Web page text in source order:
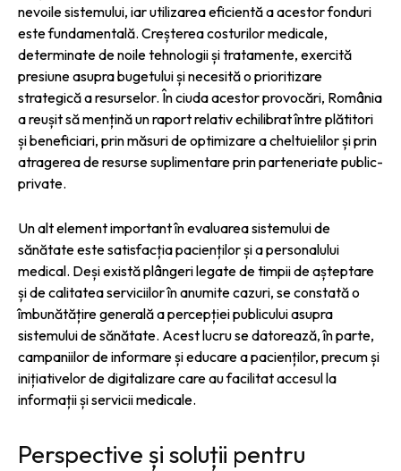
nevoile sistemului, iar utilizarea eficientă a acestor fonduri
este fundamentală. Creșterea costurilor medicale,
determinate de noile tehnologii și tratamente, exercită
presiune asupra bugetului și necesită o prioritizare
strategică a resurselor. În ciuda acestor provocări, România
a reușit să mențină un raport relativ echilibrat între plătitori
și beneficiari, prin măsuri de optimizare a cheltuielilor și prin
atragerea de resurse suplimentare prin parteneriate public-
private.
Un alt element important în evaluarea sistemului de
sănătate este satisfacția pacienților și a personalului
medical. Deși există plângeri legate de timpii de așteptare
și de calitatea serviciilor în anumite cazuri, se constată o
îmbunătățire generală a percepției publicului asupra
sistemului de sănătate. Acest lucru se datorează, în parte,
campaniilor de informare și educare a pacienților, precum și
inițiativelor de digitalizare care au facilitat accesul la
informații și servicii medicale.
Perspective și soluții pentru